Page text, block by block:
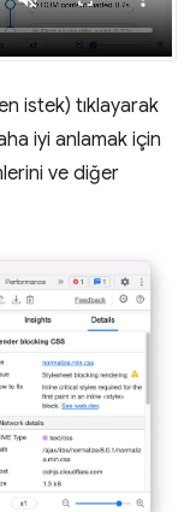
istek) tıklayarak
iyi anlamak için
ve diğer